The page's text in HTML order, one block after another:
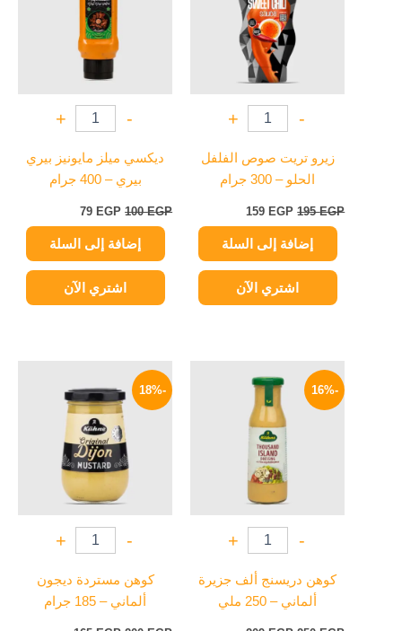
-
+
زيرو تريت صوص الفلفل
الحلو – 300 جرام
195EGP
159 EGP
إضافة إلى السلة
اشتري الآن
-
+
ديكسي ميلز مايونيز بيري
بيري – 400 جرام
100EGP
79 EGP
إضافة إلى السلة
اشتري الآن
-16%
-
+
كوهن دريسنج ألف جزيرة
ألماني – 250 ملي
الأصلي
250 EGP.
-18%
-
+
كوهن مستردة ديجون
ألماني – 185 جرام
هو:
200 EGP.
هو:
165 EGP.